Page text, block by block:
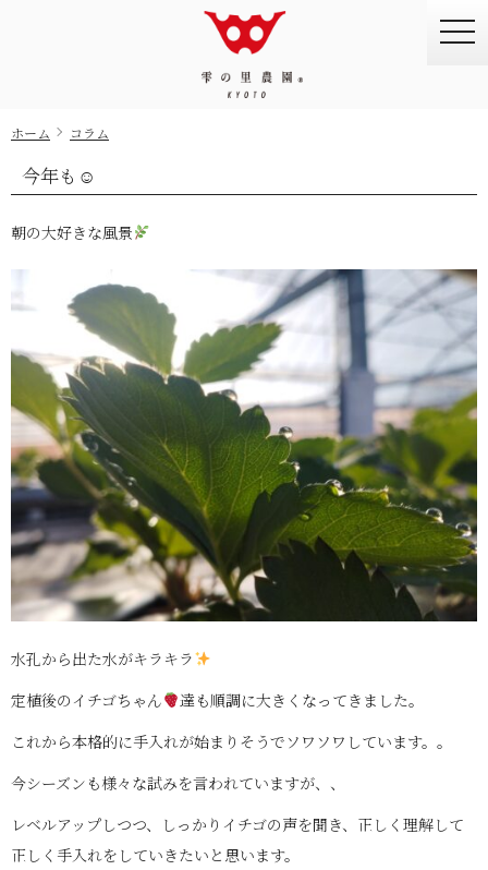
ホーム コラム
今年も☺
朝の大好きな風景
水孔から出た水がキラキラ
定植後のイチゴちゃん
達も順調に大きくなってきました。
これから本格的に手入れが始まりそうでソワソワしています。。
今シーズンも様々な試みを言われていますが、、
レベルアップしつつ、しっかりイチゴの声を聞き、正しく理解して
正しく手入れをしていきたいと思います。